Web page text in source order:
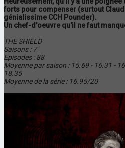
forts pour compenser (surtout
génialissime CCH Pounder).
Un chef-d'oeuvre qu'il ne faut
THE SHIELD
Saisons : 7
Episodes : 88
Moyenne par saison : 15.69 - 16.31 -
18.35
Moyenne de la série : 16.95/20